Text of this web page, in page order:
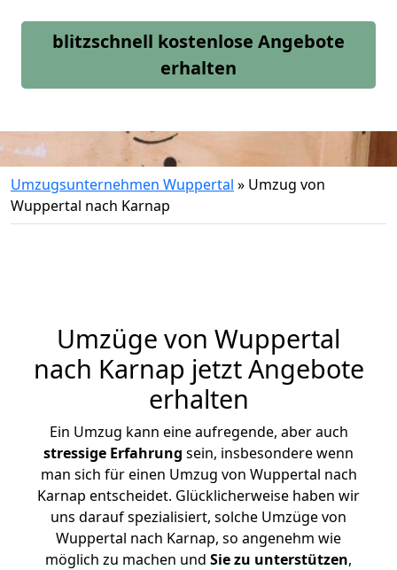
blitzschnell kostenlose Angebote
erhalten
Umzugsunternehmen Wuppertal » Umzug von
Wuppertal nach Karnap
Umzüge von Wuppertal
nach Karnap jetzt Angebote
erhalten
Ein Umzug kann eine aufregende, aber auch
stressige Erfahrung sein, insbesondere wenn
man sich für einen Umzug von Wuppertal nach
Karnap entscheidet. Glücklicherweise haben wir
uns darauf spezialisiert, solche Umzüge von
Wuppertal nach Karnap, so angenehm wie
möglich zu machen und Sie zu unterstützen,